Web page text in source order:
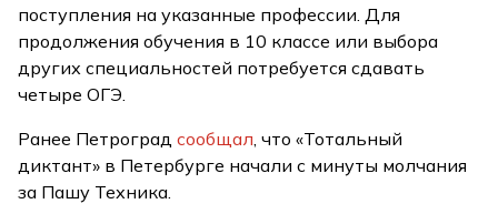
поступления на указанные профессии. Для
продолжения обучения в 10 классе или выбора
других специальностей потребуется сдавать
четыре ОГЭ.
Ранее Петроградсообщал , что «Тотальный
диктант» в Петербурге начали с минуты молчания
за Пашу Техника.